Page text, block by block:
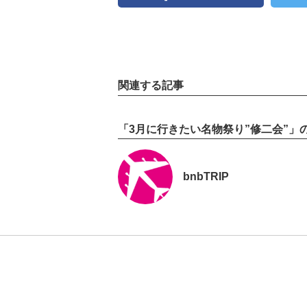
関連する記事
「3月に行きたい名物祭り”修二会”」
bnbTRIP